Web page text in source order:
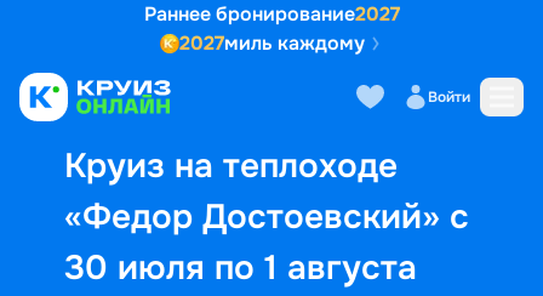
Раннее бронирование2027
2027миль каждому
Войти
Круиз на теплоходе
«Федор Достоевский» с
30 июля по 1 августа
Выбор кают Маршрут и